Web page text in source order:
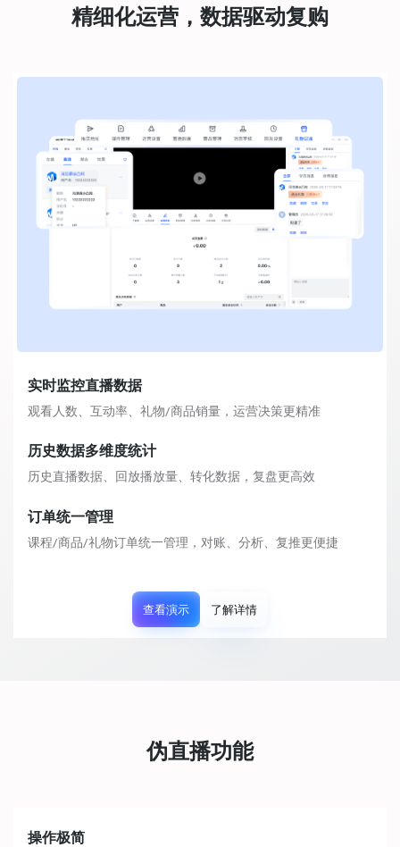
精细化运营，数据驱动复购
实时监控直播数据
观看人数、互动率、礼物/商品销量，运营决策更精准
历史数据多维度统计
历史直播数据、回放播放量、转化数据，复盘更高效
订单统一管理
课程/商品/礼物订单统一管理，对账、分析、复推更便捷
查看演示 了解详情
伪直播功能
操作极简